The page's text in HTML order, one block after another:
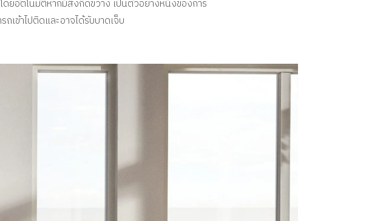
ยอัตโนมัติหากมีสิ่งกีดขวาง เป็นตัวอย่างหนึ่งของการ
ข้าไปติดและอาจได้รับบาดเจ็บ